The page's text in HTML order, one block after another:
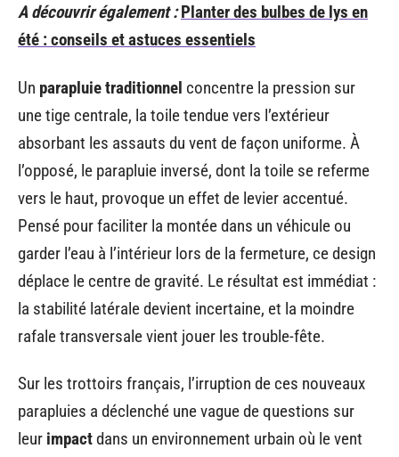
A découvrir également : Planter des bulbes de lys en
été : conseils et astuces essentiels
Un parapluie traditionnel concentre la pression sur
une tige centrale, la toile tendue vers l’extérieur
absorbant les assauts du vent de façon uniforme. À
l’opposé, le parapluie inversé, dont la toile se referme
vers le haut, provoque un effet de levier accentué.
Pensé pour faciliter la montée dans un véhicule ou
garder l’eau à l’intérieur lors de la fermeture, ce design
déplace le centre de gravité. Le résultat est immédiat :
la stabilité latérale devient incertaine, et la moindre
rafale transversale vient jouer les trouble-fête.
Sur les trottoirs français, l’irruption de ces nouveaux
parapluies a déclenché une vague de questions sur
leur impactdans un environnement urbain où le vent